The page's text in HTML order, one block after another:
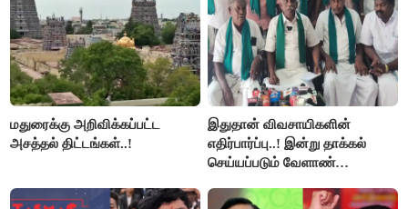
மதுரைக்கு அறிவிக்கப்பட்ட
அசத்தல் திட்டங்கள்..!
இதுதான் விவசாயிகளின்
எதிர்பார்ப்பு..! இன்று தாக்கல்
செய்யப்படும் வேளாண்
கோரிக்கை!